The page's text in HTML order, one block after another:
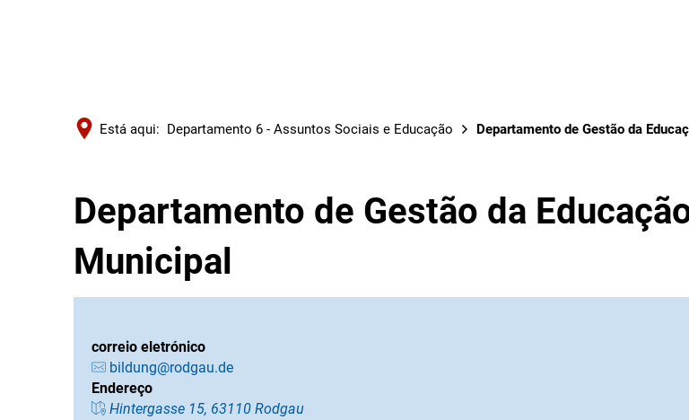
Está aqui: Departamento 6 - Assuntos Sociais e Educação Departamento de Gestão da
Departamento de Gestão da
Municipal
correio eletrónico
bildung@rodgau.de
Endereço
Hintergasse 15, 63110 Rodgau